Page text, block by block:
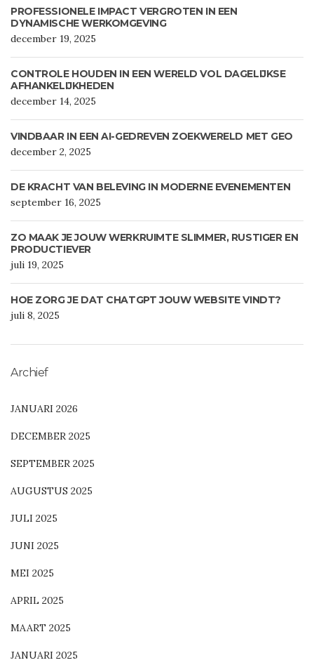
PROFESSIONELE IMPACT VERGROTEN IN EEN
DYNAMISCHE WERKOMGEVING
december 19, 2025
CONTROLE HOUDEN IN EEN WERELD VOL DAGELIJKSE
AFHANKELIJKHEDEN
december 14, 2025
VINDBAAR IN EEN AI-GEDREVEN ZOEKWERELD MET GEO
december 2, 2025
DE KRACHT VAN BELEVING IN MODERNE EVENEMENTEN
september 16, 2025
ZO MAAK JE JOUW WERKRUIMTE SLIMMER, RUSTIGER EN
PRODUCTIEVER
juli 19, 2025
HOE ZORG JE DAT CHATGPT JOUW WEBSITE VINDT?
juli 8, 2025
Archief
JANUARI 2026
DECEMBER 2025
SEPTEMBER 2025
AUGUSTUS 2025
JULI 2025
JUNI 2025
MEI 2025
APRIL 2025
MAART 2025
JANUARI 2025